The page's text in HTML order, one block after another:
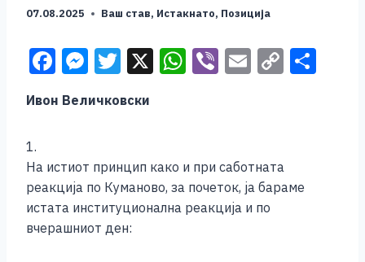
07.08.2025 Ваш став, Истакнато, Позиција
F
a
c
b
o
o
k
M
ss
n
g
er
T
tt
X W
A
p
p
Vi E C
Li
n
Ивон Величковски
1.
На истиот принцип како и при саботната
реакција по Куманово, за почеток, ја бараме
истата институционална реакција и по
вчерашниот ден: